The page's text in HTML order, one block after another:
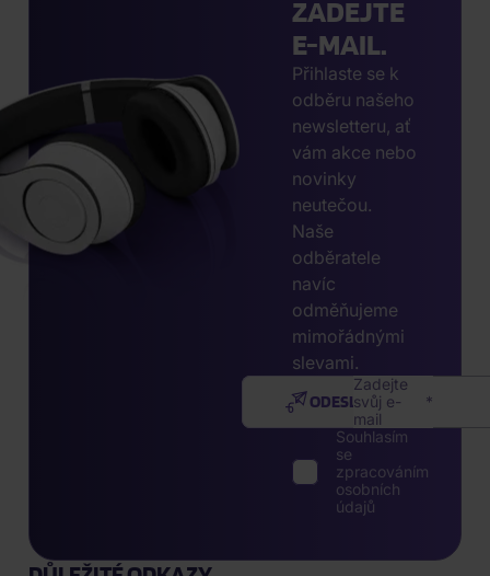
ZADEJTE
E-MAIL.
Přihlaste se k
odběru našeho
newsletteru, ať
vám akce nebo
novinky
neutečou.
Naše
odběratele
navíc
odměňujeme
mimořádnými
slevami.
Zadejte
svůj e-
mail
ODESLAT
Souhlasím
se
zpracováním
osobních
údajů